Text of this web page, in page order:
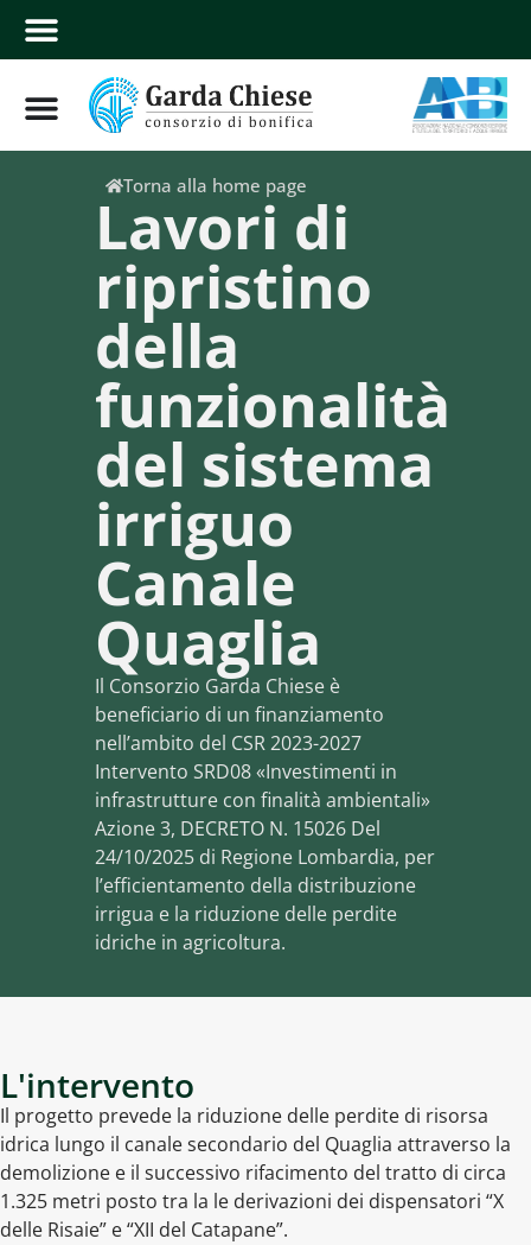
Torna alla home page
Lavori di
ripristino
della
funzionalità
del sistema
irriguo
Canale
Quaglia
Il Consorzio Garda Chiese è
beneficiario di un finanziamento
nell’ambito del CSR 2023-2027
Intervento SRD08 «Investimenti in
infrastrutture con finalità ambientali»
Azione 3, DECRETO N. 15026 Del
24/10/2025 di Regione Lombardia, per
l’efficientamento della distribuzione
irrigua e la riduzione delle perdite
idriche in agricoltura.
L'intervento
Il progetto prevede la riduzione delle perdite di risorsa
idrica lungo il canale secondario del Quaglia attraverso la
demolizione e il successivo rifacimento del tratto di circa
1.325 metri posto tra la le derivazioni dei dispensatori “X
delle Risaie” e “XII del Catapane”.